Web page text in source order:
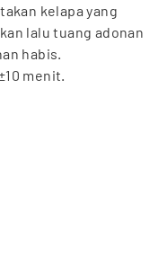
kelapa yang
lalu tuang adonan
habis.
menit.